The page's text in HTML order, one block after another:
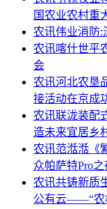
国农业农村重
农讯伟业消防:
农讯喀什世平
会
农讯河北农垦
接活动在京成
农讯联泷装配
造未来宜居乡
农讯范湉湉《
众帕萨特Pro
农讯共铸新质
公有云——“农